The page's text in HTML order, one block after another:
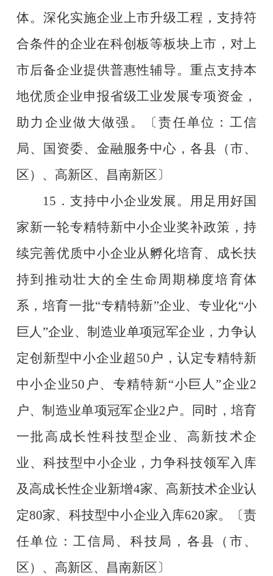
体。深化实施企业上市升级工程，支持符
合条件的企业在科创板等板块上市，对上
市后备企业提供普惠性辅导。重点支持本
地优质企业申报省级工业发展专项资金，
助力企业做大做强。
〔责任单位：工信
局、国资委、金融服务中心，各县（市、
区）、高新区、昌南新区〕
15 ．支持中小企业发展。用足用好国
家新一轮专精特新中小企业奖补政策，持
续完善优质中小企业从孵化培育、成长扶
持到推动壮大的全生命周期梯度培育体
系，培育一批“专精特新”企业、专业化“小
巨人 ”企业、制造业单项冠军企业，力争认
定创新型中小企业超50 户，认定专精特新
中小企业50 户、专精特新“小巨人 ”企业2
户、制造业单项冠军企业2户。同时，培育
一批高成长性科技型企业、高新技术企
业、科技型中小企业，力争科技领军入库
及高成长性企业新增4家、高新技术企业认
定80家、科技型中小企业入库620家。
〔责
任单位：工信局、科技局，各县（市、
区）、高新区、昌南新区〕